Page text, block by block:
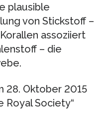
plausible
von Stickstoff –
assoziiert
– die
28. Oktober 2015
Royal Society“